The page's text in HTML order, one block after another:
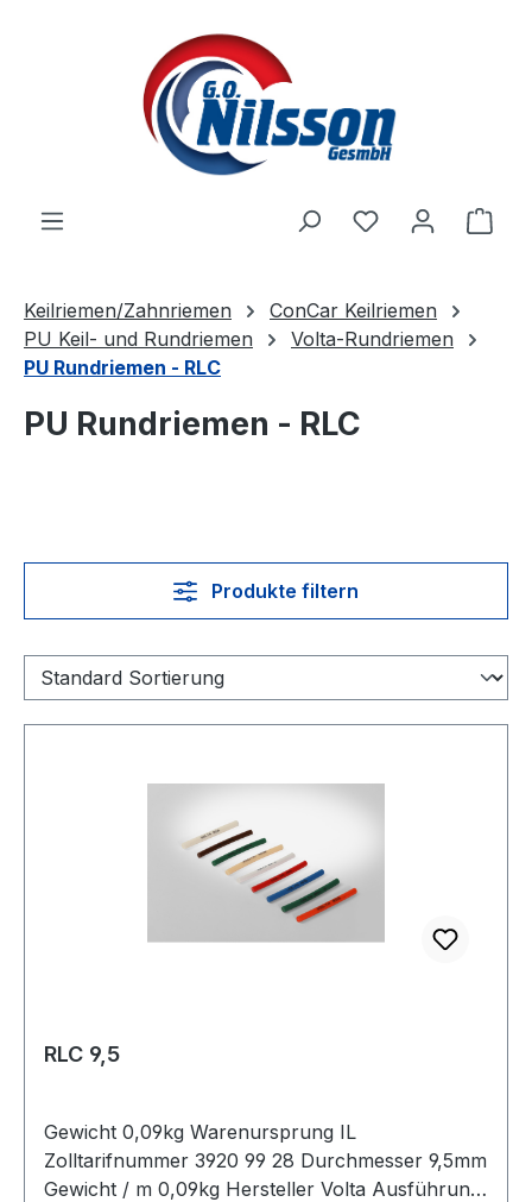
Zum Hauptinhalt springen
Keilriemen/Zahnriemen
ConCar Keilriemen
PU Keil- und Rundriemen
Volta-Rundriemen
PU Rundriemen - RLC
PU Rundriemen - RLC
Produkte filtern
RLC 9,5
Gewicht 0,09kg Warenursprung IL
Zolltarifnummer 3920 99 28 Durchmesser 9,5mm
Gewicht / m 0,09kg Hersteller Volta Ausführung